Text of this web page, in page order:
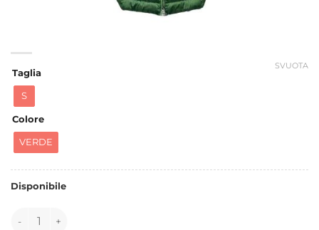
Taglia
S
Colore
VERDE
SVUOTA
Disponibile
150276 quantità